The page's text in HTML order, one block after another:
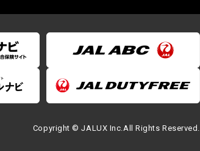
Copyright © JALUX Inc.All Rights Reserved.